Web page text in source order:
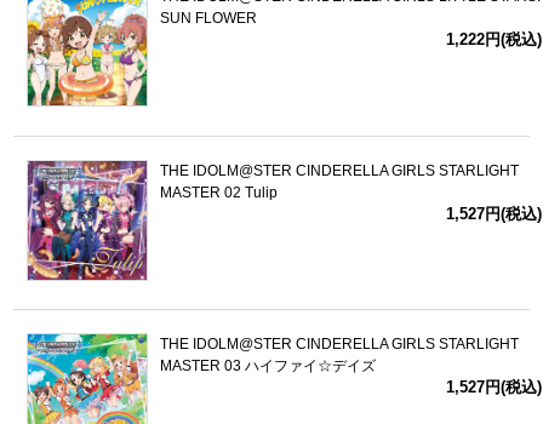
SUN FLOWER
1,222円(税込)
THE IDOLM@STER CINDERELLA GIRLS STARLIGHT
MASTER 02 Tulip
1,527円(税込)
THE IDOLM@STER CINDERELLA GIRLS STARLIGHT
MASTER 03 ハイファイ☆デイズ
1,527円(税込)